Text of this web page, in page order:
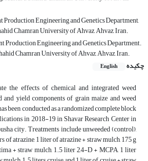
Production Engineering and Genetics Department,
Chamran University of Ahvaz, Ahvaz, Iran.
Production Engineering and Genetics Department.
Chamran University of Ahvaz, Ahvaz, Iran.
چکیده
English
the effects of chemical and integrated weed
and yield components of grain maize and weed
been conducted as a randomized complete block
in 2018-19 in Shavar Research Center in
city. Treatments include unweeded (control),
of atrazine, 1 liter of atrazine + straw mulch, 175 g
+ straw mulch, 1.5 liter 2,4-D + MCPA, 1 liter